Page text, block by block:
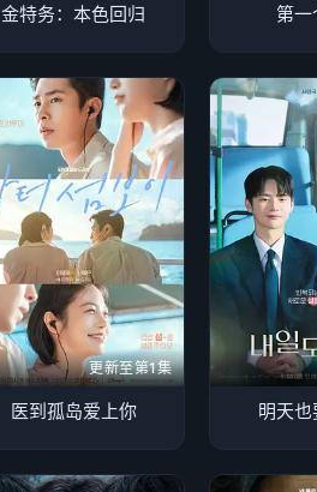
金特务：本色回归 第一
更新至第1集
医到孤岛爱上你 明天也